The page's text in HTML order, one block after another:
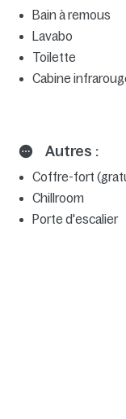
Bain à remous
Lavabo
Toilette
Cabine
Autres :
Coffre-fort
Chillroom
Porte d'escalier